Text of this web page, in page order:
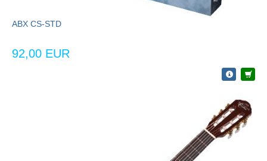
ABX CS-STD
92,00 EUR